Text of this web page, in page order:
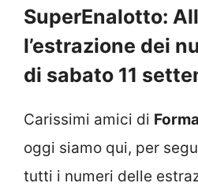
SuperEnalotto:
l’estrazione dei
di sabato 11
Carissimi amici di
oggi siamo qui, per
tutti i numeri delle